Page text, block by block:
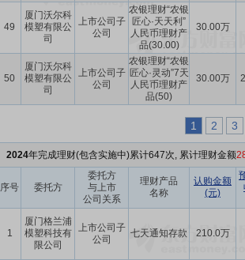
49
厦门沃尔科
模塑有限公
司
上市公司子
公司
农银理财“农银
匠心·天天利”
人民币理财产
品(30.00)
30.00万
50
厦门沃尔科
模塑有限公
司
上市公司子
公司
农银理财“农银
匠心·灵动”7天
人民币理财产
品(50)
30.00万
1 2 3
2024年完成理财(包含实施中)累计647次, 累计理财金额
序号 委托方
委托方
与上市
公司关系
理财产品
名称
认购金额
(元)
1
厦门格兰浦
模塑科技有
限公司
上市公司子
公司
七天通知存款 210.0万